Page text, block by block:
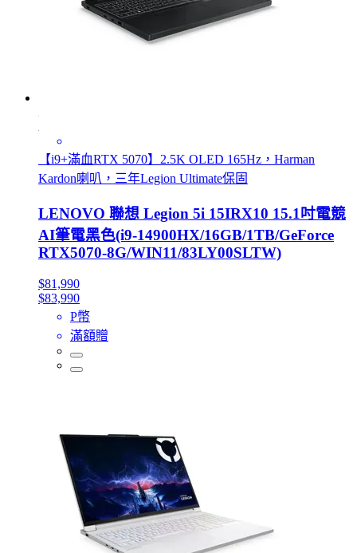
【i9+滿血RTX 5070】2.5K OLED 165Hz，Harman
Kardon喇叭，三年Legion Ultimate保固
LENOVO 聯想 Legion 5i 15IRX10 15.1吋電競
AI筆電黑色(i9-14900HX/16GB/1TB/GeForce
RTX5070-8G/WIN11/83LY00SLTW)
$81,990
$83,990
P幣
滿額贈